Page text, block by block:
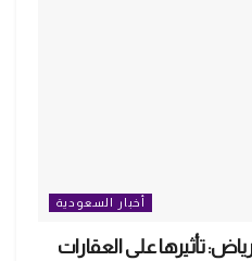
أخبار السعودية
تأثيرها على العقارات